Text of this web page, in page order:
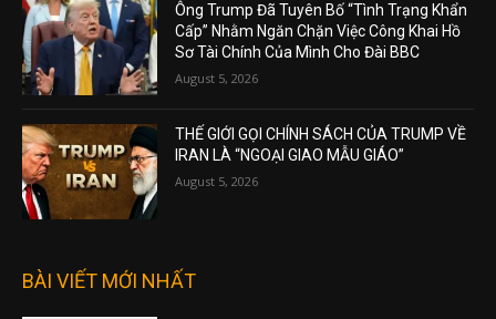
Ông Trump Đã Tuyên Bố “Tình Trạng Khẩn
Cấp” Nhằm Ngăn Chặn Việc Công Khai Hồ
Sơ Tài Chính Của Mình Cho Đài BBC
August 5, 2026
THẾ GIỚI GỌI CHÍNH SÁCH CỦA TRUMP VỀ
IRAN LÀ “NGOẠI GIAO MẪU GIÁO”
August 5, 2026
BÀI VIẾT MỚI NHẤT